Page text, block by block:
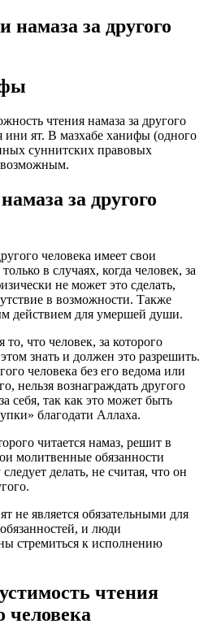
намаза за другого
чтения намаза за другого
ини ят. В мазхабе ханифы (одного
суннитских правовых
возможным.
за другого
человека имеет свои
в случаях, когда человек, за
не может это сделать,
в возможности. Также
действием для умершей души.
что человек, за которого
знать и должен это разрешить.
человека без его ведома или
нельзя вознаграждать другого
себя, так как это может быть
благодати Аллаха.
читается намаз, решит в
молитвенные обязанности
делать, не считая, что он
не является обязательными для
и люди
стремиться к исполнению
чтения
человека